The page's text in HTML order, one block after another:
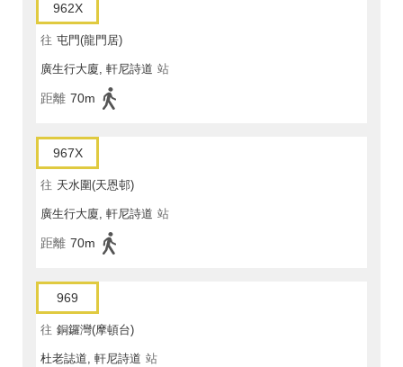
962X
往 屯門(龍門居)
廣生行大廈, 軒尼詩道 站
距離 70m
967X
往 天水圍(天恩邨)
廣生行大廈, 軒尼詩道 站
距離 70m
969
往 銅鑼灣(摩頓台)
杜老誌道, 軒尼詩道 站